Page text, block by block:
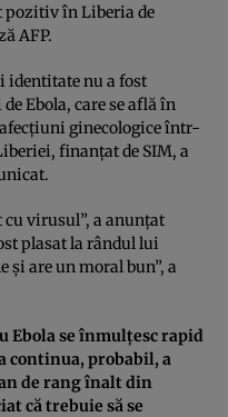
pozitiv în Liberia de
AFP.
identitate nu a fost
Ebola, care se află în
ginecologice într-
finanţat de SIM, a
cu virusul”, a anunţat
plasat la rândul lui
are un moral bun”, a
Ebola se înmulţesc rapid
continua, probabil, a
de rang înalt din
că trebuie să se